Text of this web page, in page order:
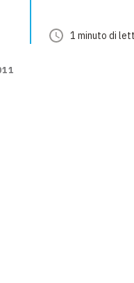
1 minuto di